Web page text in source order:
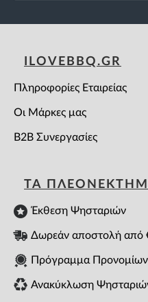
ILOVEBBQ.GR
Πληροφορίες Εταιρείας
Οι Μάρκες μας
B2B Συνεργασίες
ΤΑ
Έκθεση Ψησταριών
Δωρεάν αποστολή από
Πρόγραμμα Προνομίων
Ανακύκλωση